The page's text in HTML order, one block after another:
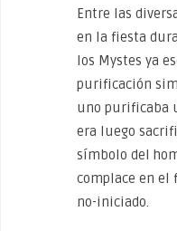
Entre las
en la fiesta
los Mystes ya
purificación
uno purificaba
era luego
símbolo del
complace en el
no-iniciado.